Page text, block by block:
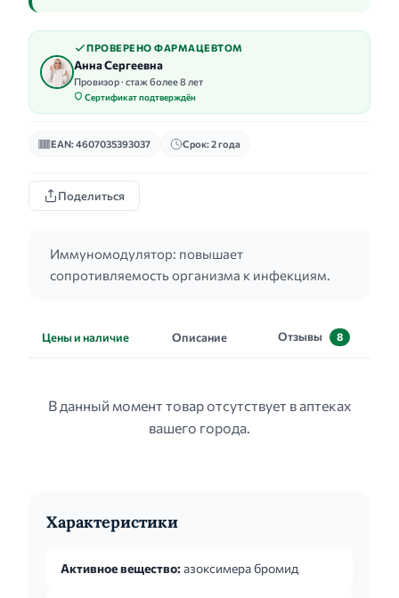
ПРОВЕРЕНО ФАРМАЦЕВТОМ
Анна Сергеевна
Провизор · стаж более 8 лет
Сертификат подтверждён
EAN: 4607035393037 Срок: 2 года
Поделиться
Иммуномодулятор: повышает
сопротивляемость организма к инфекциям.
Цены и наличие Описание Отзывы 8
В данный момент товар отсутствует в аптеках
вашего города.
Характеристики
Активное вещество: азоксимера бромид